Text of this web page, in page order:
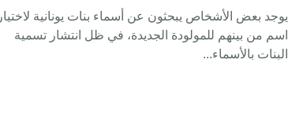
يوجد بعض الأشخاص يبحثون عن أسماء بنات يونانية لاختيار
اسم من بينهم للمولودة الجديدة، في ظل انتشار تسمية
البنات بالأسماء...